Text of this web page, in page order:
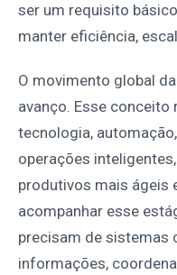
ser um requisito
manter eficiência,
O movimento global
avanço. Esse conceito
tecnologia,
operações
produtivos mais ágeis
acompanhar esse
precisam de sistemas
informações,